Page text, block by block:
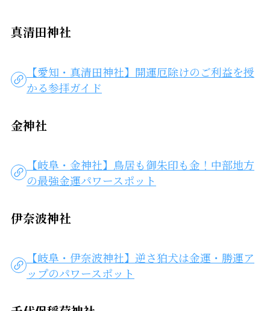
真清田神社
【愛知・真清田神社】開運厄除けのご利益を授
かる参拝ガイド
金神社
【岐阜・金神社】鳥居も御朱印も金！中部地方
の最強金運パワースポット
伊奈波神社
【岐阜・伊奈波神社】逆さ狛犬は金運・勝運ア
ップのパワースポット